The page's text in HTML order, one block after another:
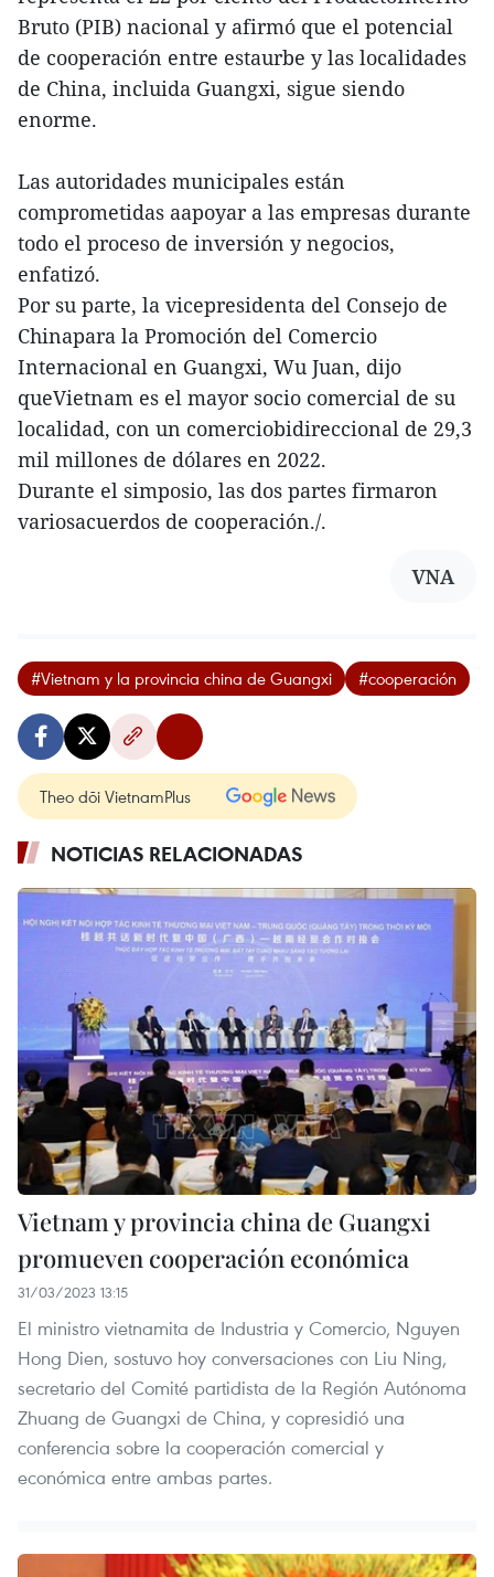
Bruto (PIB) nacional y afirmó que el potencial
de cooperación entre estaurbe y las localidades
de China, incluida Guangxi, sigue siendo
enorme.
Las autoridades municipales están
comprometidas aapoyar a las empresas durante
todo el proceso de inversión y negocios,
enfatizó.
Por su parte, la vicepresidenta del Consejo de
Chinapara la Promoción del Comercio
Internacional en Guangxi, Wu Juan, dijo
queVietnam es el mayor socio comercial de su
localidad, con un comerciobidireccional de 29,3
mil millones de dólares en 2022.
Durante el simposio, las dos partes firmaron
variosacuerdos de cooperación./.
VNA
#Vietnam y la provincia china de Guangxi #cooperación
Theo dõi VietnamPlus
NOTICIAS RELACIONADAS
Vietnam y provincia china de Guangxi
promueven cooperación económica
31/03/2023 13:15
El ministro vietnamita de Industria y Comercio, Nguyen
Hong Dien, sostuvo hoy conversaciones con Liu Ning,
secretario del Comité partidista de la Región Autónoma
Zhuang de Guangxi de China, y copresidió una
conferencia sobre la cooperación comercial y
económica entre ambas partes.